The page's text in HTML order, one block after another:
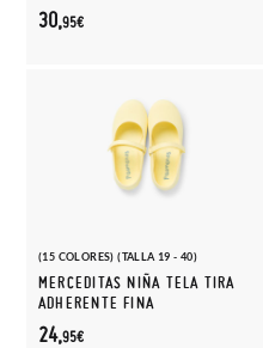
30,95€
(15 COLORES) (TALLA 19 - 40)
MERCEDITAS NIÑA TELA TIRA
ADHERENTE FINA
24,95€